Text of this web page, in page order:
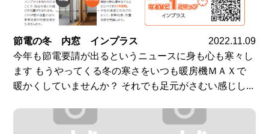
節電の冬 内窓 インプラス
2022.11.09
今年も節電要請が出るというニュースに身も心も寒々し
ます もうやってくる冬の寒さをいつも暖房機ＭＡＸで
暖かくしていませんか？ それでも足元がさむい感じし...